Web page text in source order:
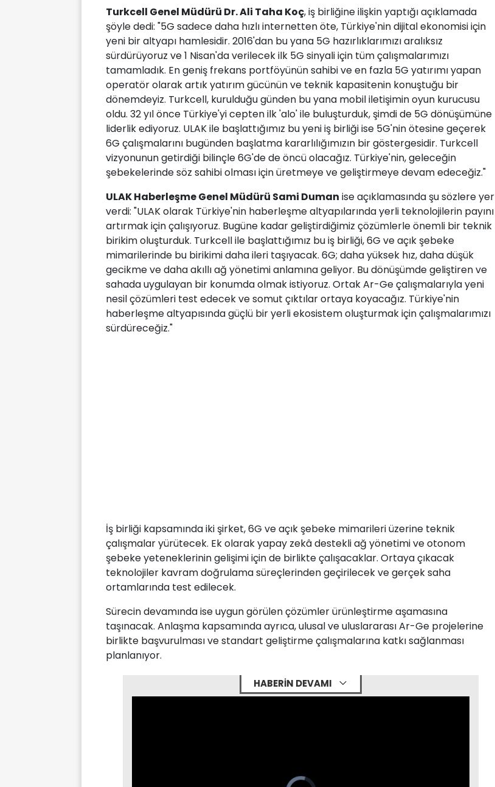
Turkcell Genel Müdürü Dr. Ali Taha Koç, iş birliğine ilişkin yaptığı açıklamada
şöyle dedi: "5G sadece daha hızlı internetten öte, Türkiye'nin dijital ekonomisi için
yeni bir altyapı hamlesidir. 2016'dan bu yana 5G hazırlıklarımızı aralıksız
sürdürüyoruz ve 1 Nisan'da verilecek ilk 5G sinyali için tüm çalışmalarımızı
tamamladık. En geniş frekans portföyünün sahibi ve en fazla 5G yatırımı yapan
operatör olarak artık yatırım gücünün ve teknik kapasitenin konuştuğu bir
dönemdeyiz. Turkcell, kurulduğu günden bu yana mobil iletişimin oyun kurucusu
oldu. 32 yıl önce Türkiye'yi cepten ilk 'alo' ile buluşturduk, şimdi de 5G dönüşümüne
liderlik ediyoruz. ULAK ile başlattığımız bu yeni iş birliği ise 5G'nin ötesine geçerek
6G çalışmalarını bugünden başlatma kararlılığımızın bir göstergesidir. Turkcell
vizyonunun getirdiği bilinçle 6G'de de öncü olacağız. Türkiye'nin, geleceğin
şebekelerinde söz sahibi olması için üretmeye ve geliştirmeye devam edeceğiz."
ULAK Haberleşme Genel Müdürü Sami Duman ise açıklamasında şu sözlere yer
verdi: "ULAK olarak Türkiye'nin haberleşme altyapılarında yerli teknolojilerin payını
artırmak için çalışıyoruz. Bugüne kadar geliştirdiğimiz çözümlerle önemli bir teknik
birikim oluşturduk. Turkcell ile başlattığımız bu iş birliği, 6G ve açık şebeke
mimarilerinde bu birikimi daha ileri taşıyacak. 6G; daha yüksek hız, daha düşük
gecikme ve daha akıllı ağ yönetimi anlamına geliyor. Bu dönüşümde geliştiren ve
sahada uygulayan bir konumda olmak istiyoruz. Ortak Ar-Ge çalışmalarıyla yeni
nesil çözümleri test edecek ve somut çıktılar ortaya koyacağız. Türkiye'nin
haberleşme altyapısında güçlü bir yerli ekosistem oluşturmak için çalışmalarımızı
sürdüreceğiz."
İş birliği kapsamında iki şirket, 6G ve açık şebeke mimarileri üzerine teknik
çalışmalar yürütecek. Ek olarak yapay zekâ destekli ağ yönetimi ve otonom
şebeke yeteneklerinin gelişimi için de birlikte çalışacaklar. Ortaya çıkacak
teknolojiler kavram doğrulama süreçlerinden geçirilecek ve gerçek saha
ortamlarında test edilecek.
Sürecin devamında ise uygun görülen çözümler ürünleştirme aşamasına
taşınacak. Anlaşma kapsamında ayrıca, ulusal ve uluslararası Ar-Ge projelerine
birlikte başvurulması ve standart geliştirme çalışmalarına katkı sağlanması
planlanıyor.
HABERİN DEVAMI